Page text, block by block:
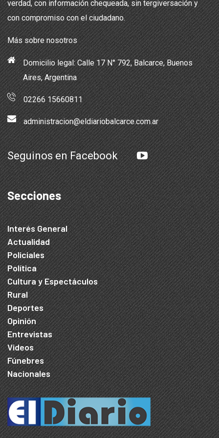
verdad, con información chequeada, sin tergiversación y
con compromiso con el ciudadano.
Más sobre nosotros
Domicilio legal: Calle 17 N° 792, Balcarce, Buenos
Aires, Argentina
02266 15660811
administracion@eldiariobalcarce.com.ar
Seguinos en Facebook
Secciones
Interés General
Actualidad
Policiales
Política
Cultura y Espectáculos
Rural
Deportes
Opinión
Entrevistas
Videos
Fúnebres
Nacionales